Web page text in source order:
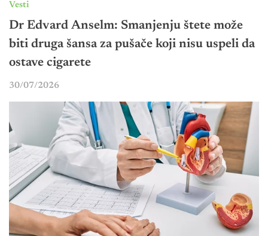
Vesti
Dr Edvard Anselm: Smanjenju štete može
biti druga šansa za pušače koji nisu uspeli da
ostave cigarete
30/07/2026